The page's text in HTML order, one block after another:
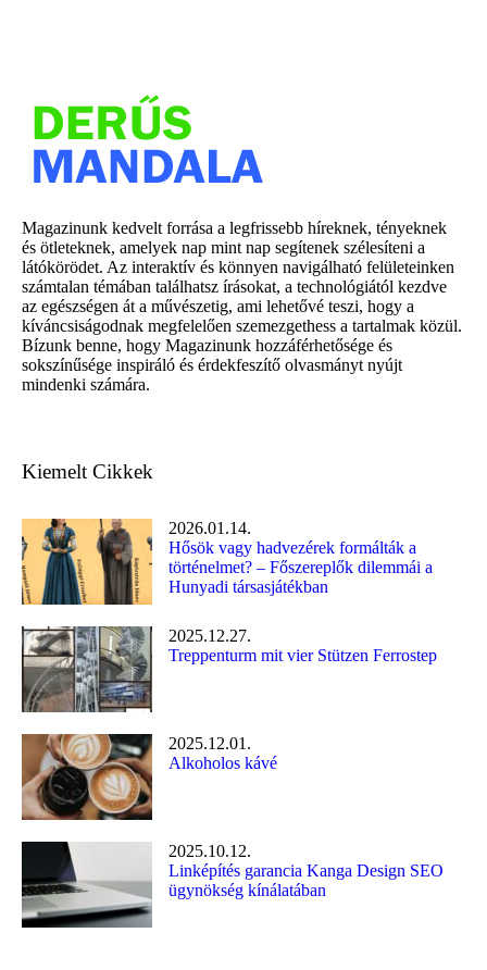
Magazinunk kedvelt forrása a legfrissebb híreknek, tényeknek
és ötleteknek, amelyek nap mint nap segítenek szélesíteni a
látókörödet. Az interaktív és könnyen navigálható felületeinken
számtalan témában találhatsz írásokat, a technológiától kezdve
az egészségen át a művészetig, ami lehetővé teszi, hogy a
kíváncsiságodnak megfelelően szemezgethess a tartalmak közül.
Bízunk benne, hogy Magazinunk hozzáférhetősége és
sokszínűsége inspiráló és érdekfeszítő olvasmányt nyújt
mindenki számára.
Kiemelt Cikkek
2026.01.14.
Hősök vagy hadvezérek formálták a
történelmet? – Főszereplők dilemmái a
Hunyadi társasjátékban
2025.12.27.
Treppenturm mit vier Stützen Ferrostep
2025.12.01.
Alkoholos kávé
2025.10.12.
Linképítés garancia Kanga Design SEO
ügynökség kínálatában